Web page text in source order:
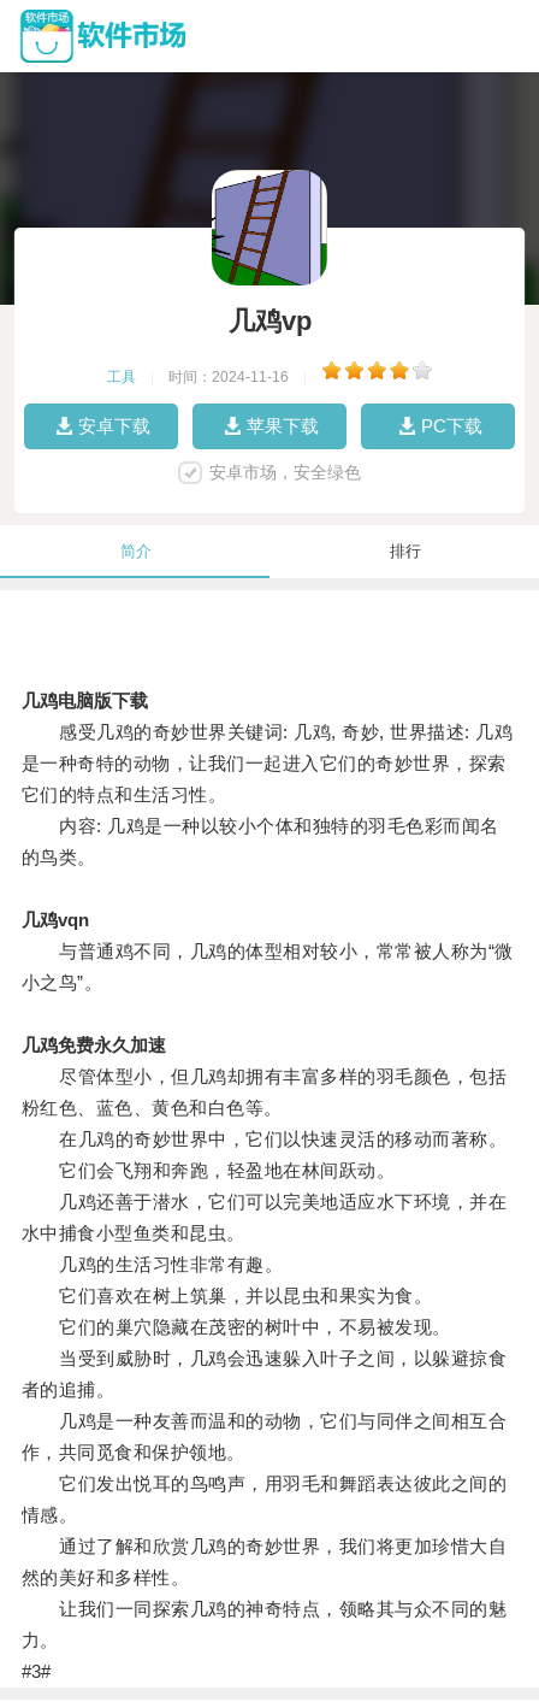
几鸡vp
工具 时间：2024-11-16
安卓下载 苹果下载 PC下载
安卓市场，安全绿色
简介 排行
几鸡电脑版下载
感受几鸡的奇妙世界关键词: 几鸡, 奇妙, 世界描述: 几鸡
是一种奇特的动物，让我们一起进入它们的奇妙世界，探索
它们的特点和生活习性。
内容: 几鸡是一种以较小个体和独特的羽毛色彩而闻名
的鸟类。
几鸡vqn
与普通鸡不同，几鸡的体型相对较小，常常被人称为“微
小之鸟”。
几鸡免费永久加速
尽管体型小，但几鸡却拥有丰富多样的羽毛颜色，包括
粉红色、蓝色、黄色和白色等。
在几鸡的奇妙世界中，它们以快速灵活的移动而著称。
它们会飞翔和奔跑，轻盈地在林间跃动。
几鸡还善于潜水，它们可以完美地适应水下环境，并在
水中捕食小型鱼类和昆虫。
几鸡的生活习性非常有趣。
它们喜欢在树上筑巢，并以昆虫和果实为食。
它们的巢穴隐藏在茂密的树叶中，不易被发现。
当受到威胁时，几鸡会迅速躲入叶子之间，以躲避掠食
者的追捕。
几鸡是一种友善而温和的动物，它们与同伴之间相互合
作，共同觅食和保护领地。
它们发出悦耳的鸟鸣声，用羽毛和舞蹈表达彼此之间的
情感。
通过了解和欣赏几鸡的奇妙世界，我们将更加珍惜大自
然的美好和多样性。
让我们一同探索几鸡的神奇特点，领略其与众不同的魅
力。
#3#